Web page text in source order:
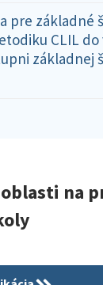
pre základné
CLIL do
základnej
na